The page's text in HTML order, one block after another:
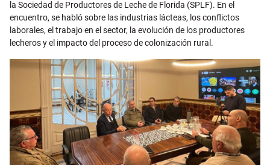
la Sociedad de Productores de Leche de Florida (SPLF). En el
encuentro, se habló sobre las industrias lácteas, los conflictos
laborales, el trabajo en el sector, la evolución de los productores
lecheros y el impacto del proceso de colonización rural.